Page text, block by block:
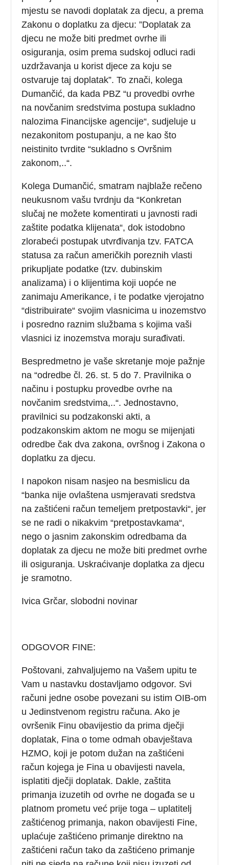
mjestu se navodi doplatak za djecu, a prema
Zakonu o doplatku za djecu: ”Doplatak za
djecu ne može biti predmet ovrhe ili
osiguranja, osim prema sudskoj odluci radi
uzdržavanja u korist djece za koju se
ostvaruje taj doplatak”. To znači, kolega
Dumančić, da kada PBZ “u provedbi ovrhe
na novčanim sredstvima postupa sukladno
nalozima Financijske agencije“, sudjeluje u
nezakonitom postupanju, a ne kao što
neistinito tvrdite “sukladno s Ovršnim
zakonom,..“.
Kolega Dumančić, smatram najblaže rečeno
neukusnom vašu tvrdnju da “Konkretan
slučaj ne možete komentirati u javnosti radi
zaštite podatka klijenata“, dok istodobno
zlorabeći postupak utvrđivanja tzv. FATCA
statusa za račun američkih poreznih vlasti
prikupljate podatke (tzv. dubinskim
analizama) i o klijentima koji uopće ne
zanimaju Amerikance, i te podatke vjerojatno
“distribuirate“ svojim vlasnicima u inozemstvo
i posredno raznim službama s kojima vaši
vlasnici iz inozemstva moraju surađivati.
Bespredmetno je vaše skretanje moje pažnje
na “odredbe čl. 26. st. 5 do 7. Pravilnika o
načinu i postupku provedbe ovrhe na
novčanim sredstvima,..“. Jednostavno,
pravilnici su podzakonski akti, a
podzakonskim aktom ne mogu se mijenjati
odredbe čak dva zakona, ovršnog i Zakona o
doplatku za djecu.
I napokon nisam nasjeo na besmislicu da
“banka nije ovlaštena usmjeravati sredstva
na zaštićeni račun temeljem pretpostavki“, jer
se ne radi o nikakvim “pretpostavkama“,
nego o jasnim zakonskim odredbama da
doplatak za djecu ne može biti predmet ovrhe
ili osiguranja. Uskraćivanje doplatka za djecu
je sramotno.
Ivica Grčar, slobodni novinar
ODGOVOR FINE:
Poštovani, zahvaljujemo na Vašem upitu te
Vam u nastavku dostavljamo odgovor. Svi
računi jedne osobe povezani su istim OIB-om
u Jedinstvenom registru računa. Ako je
ovršenik Finu obavijestio da prima dječji
doplatak, Fina o tome odmah obavještava
HZMO, koji je potom dužan na zaštićeni
račun kojega je Fina u obavijesti navela,
isplatiti dječji doplatak. Dakle, zaštita
primanja izuzetih od ovrhe ne događa se u
platnom prometu već prije toga – uplatitelj
zaštićenog primanja, nakon obavijesti Fine,
uplaćuje zaštićeno primanje direktno na
zaštićeni račun tako da zaštićeno primanje